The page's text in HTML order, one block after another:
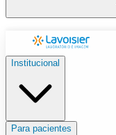
Institucional
Para pacientes